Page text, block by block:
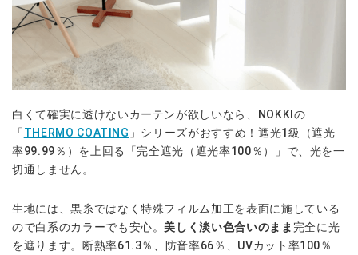
白くて確実に透けないカーテンが欲しいなら、NOKKIの
「 THERMO COATING 」シリーズがおすすめ！遮光1級（遮光
率99.99％）を上回る「完全遮光（遮光率100％）」で、光を一
切通しません。
生地には、黒糸ではなく特殊フィルム加工を表面に施している
ので白系のカラーでも安心。美しく淡い色合いのまま 完全に光
を遮ります。断熱率61.3％、防音率66％、UVカット率100％